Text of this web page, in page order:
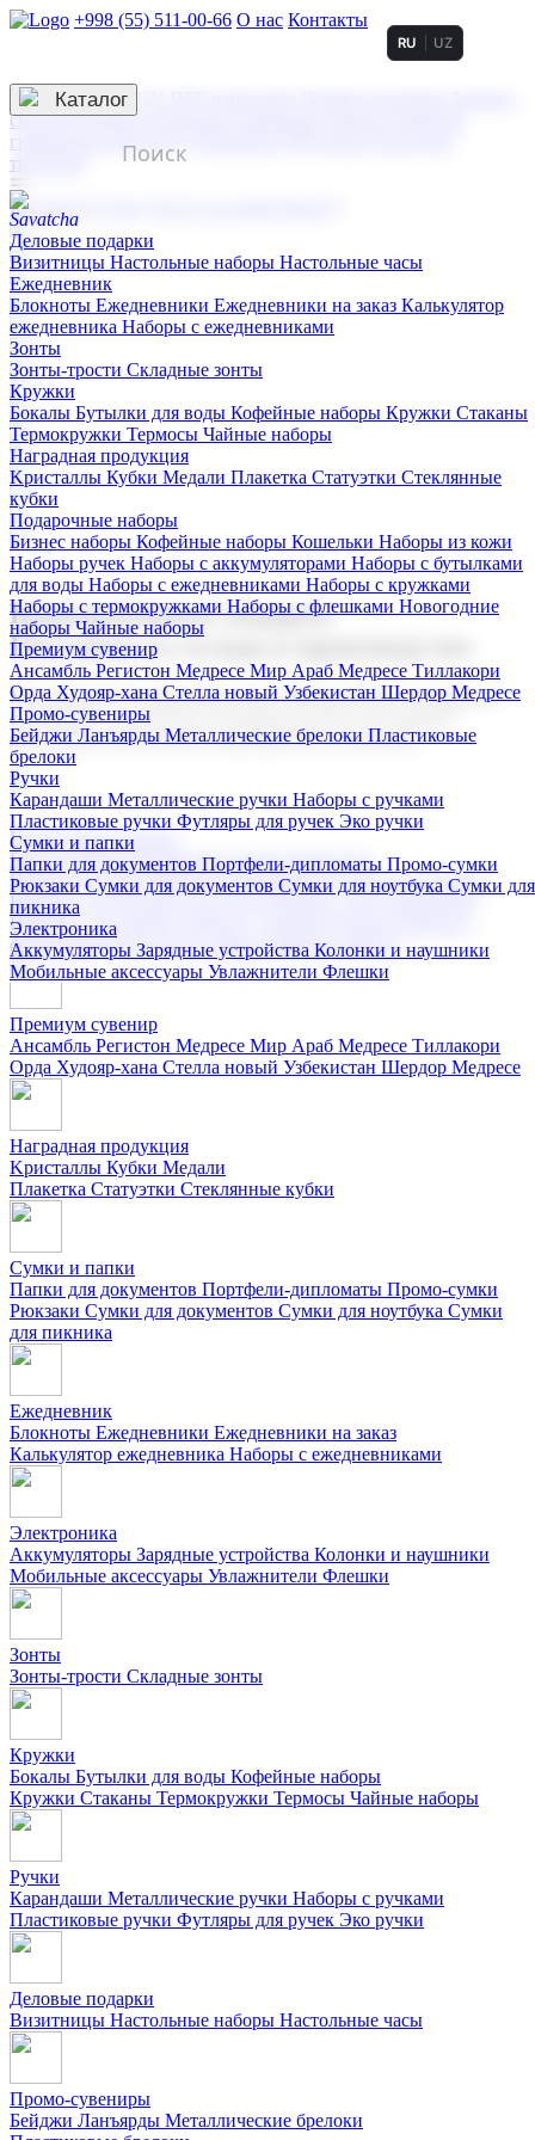
+998 (55) 511-00-66 О нас Контакты
3D гравировка
смолой (Doming)
гравировка твердая
тиснение
RU UZ
☰
Контакты
Каталог
Деловые подарки
Визитницы Настольные наборы Настольные часы
Ежедневник
Блокноты Ежедневники Ежедневники на заказ Калькулятор
ежедневника Наборы с ежедневниками
Зонты
Зонты-трости Складные зонты
Кружки
Бокалы Бутылки для воды Кофейные наборы Кружки Стаканы
Термокружки Термосы Чайные наборы
Наградная продукция
Kристаллы Кубки Медали Плакетка Статуэтки Стеклянные
кубки
Подарочные наборы
Бизнес наборы Кофейные наборы Кошельки Наборы из кожи
Наборы ручек Наборы с аккумуляторами Наборы с бутылками
для воды Наборы с ежедневниками Наборы с кружками
Наборы с термокружками Наборы с флешками Новогодние
наборы Чайные наборы
Премиум сувенир
Ансамбль Регистон Медресе Мир Араб Медресе Тиллакори
Орда Худояр-хана Стелла новый Узбекистан Шердор Медресе
Промо-сувениры
Бейджи Ланъярды Металлические брелоки Пластиковые
брелоки
Ручки
Карандаши Металлические ручки Наборы с ручками
Пластиковые ручки Футляры для ручек Эко ручки
Сумки и папки
Папки для документов Портфели-дипломаты Промо-сумки
Рюкзаки Сумки для документов Сумки для ноутбука Сумки для
пикника
Электроника
Аккумуляторы Зарядные устройства Колонки и наушники
Мобильные аксессуары Увлажнители Флешки
Корпоративные подарки
Поставка со склада и производство
Мы предлагаем широкий выбор корпоративных подарков и
сувениров с логотипом. В нашем каталоге вы найдете
продукцию для бизнеса, мероприятия и клиентов.
Подарочные наборы
Бизнес наборыКофейные наборы Кошельки
Наборы из кожиНаборы ручекНаборы с аккумуляторами
Наборы с бутылками для воды
Наборы с ежедневниками
Наборы с кружками
флешкамиНовогодние наборыЧайные наборы
Премиум сувенир
Ансамбль Регистон Медресе Мир Араб Медресе Тиллакори
Орда Худояр-хана Стелла новый Узбекистан Шердор Медресе
Наградная продукция
Kристаллы Кубки Медали
Плакетка Статуэтки Стеклянные кубки
Сумки и папки
Папки для документов Портфели-дипломаты Промо-сумки
Рюкзаки Сумки для документов Сумки для ноутбука Сумки
для пикника
Ежедневник
Блокноты Ежедневники Ежедневники на заказ
Калькулятор ежедневника Наборы с ежедневниками
Электроника
Аккумуляторы Зарядные устройства Колонки и наушники
Мобильные аксессуары Увлажнители Флешки
Зонты
Зонты-трости Складные зонты
Кружки
Бокалы Бутылки для воды Кофейные наборы
Кружки Стаканы Термокружки Термосы Чайные наборы
Ручки
Карандаши Металлические ручки Наборы с ручками
Пластиковые ручки Футляры для ручек Эко ручки
Деловые подарки
Визитницы Настольные наборы Настольные часы
Промо-сувениры
Бейджи Ланъярды Металлические брелоки